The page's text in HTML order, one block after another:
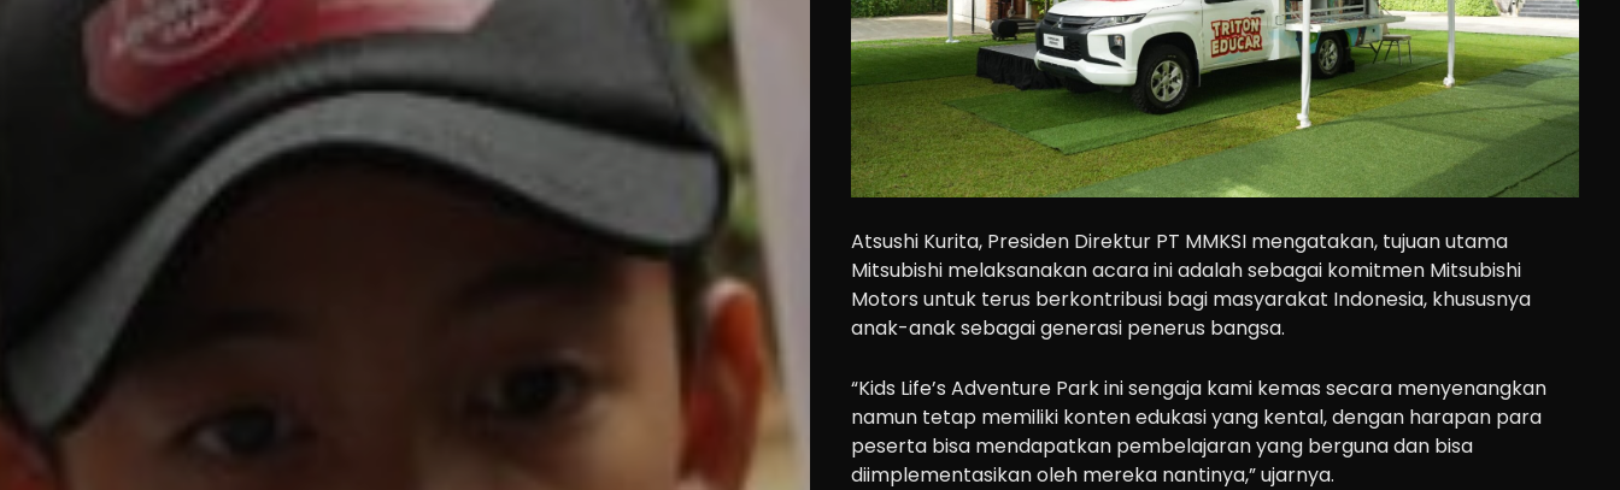
Cars
Motorcycle
Ride
n
Drive
Modification
Tips
Atsushi Kurita, Presiden Direktur PT MMKSI mengatakan, tujuan utama
Mitsubishi melaksanakan acara ini adalah sebagai komitmen Mitsubishi
Motors untuk terus berkontribusi bagi masyarakat Indonesia, khususnya
anak-anak sebagai generasi penerus bangsa.
“Kids Life’s Adventure Park ini sengaja kami kemas secara menyenangkan
namun tetap memiliki konten edukasi yang kental, dengan harapan para
peserta bisa mendapatkan pembelajaran yang berguna dan bisa
diimplementasikan oleh mereka nantinya,” ujarnya.